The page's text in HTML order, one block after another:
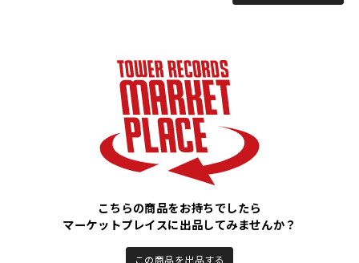
こちらの商品をお持ちでしたら
マーケットプレイスに出品してみませんか？
この商品を出品する